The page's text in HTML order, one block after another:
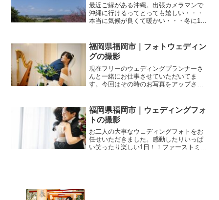
最近ご縁がある沖縄。出張カメラマンで
沖縄に行けるってとっても嬉しい・・・
本当に気候が良くて暖かい・・・冬に10
いう濃いめのピンクの桜八重瀬の地域お
こし協力隊とのタイアッ...
福岡県福岡市｜フォトウェディン
グの撮影
現在フリーのウェディングプランナーさ
んと一緒にお仕事させていただいてま
す。今回はその時のお写真をアップさせ
ても素敵なお二人の撮影。
福岡県福岡市｜ウェディングフォ
トの撮影
お二人の大事なウェディングフォトをお
任せいただきました。感動したりいっぱ
い笑ったり楽しい1日！！ファーストミー